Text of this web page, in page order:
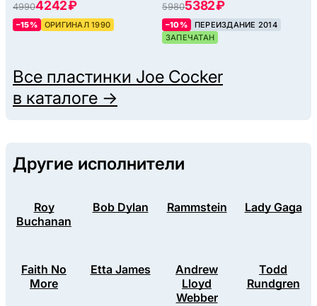
49904242 ₽
–15% ОРИГИНАЛ 1990
59805382 ₽
–10%
ПЕРЕИЗДАНИЕ 2014
ЗАПЕЧАТАН
Все пластинки Joe Cocker
в каталоге →
Другие исполнители
Roy
Buchanan
Bob Dylan Rammstein Lady Gaga
Faith No
More
Etta James
Andrew
Lloyd
Webber
Todd
Rundgren